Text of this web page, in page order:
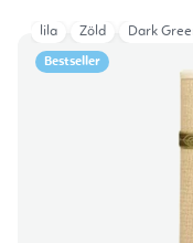
Bestseller
lila Zöld Dark